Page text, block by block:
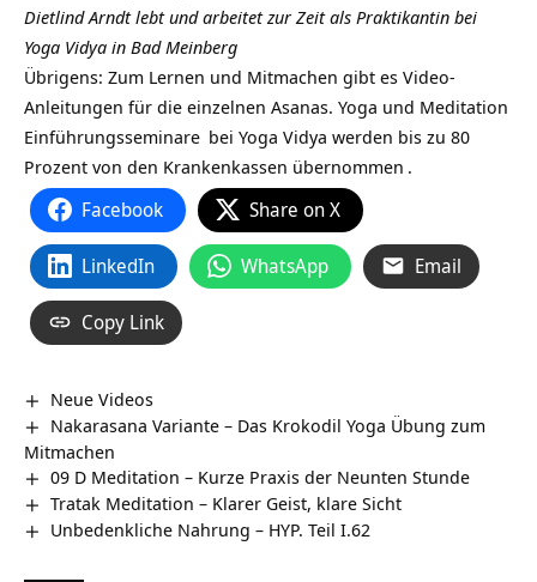
Dietlind Arndt lebt und arbeitet zur Zeit als Praktikantin bei
Yoga Vidya in Bad Meinberg
Übrigens: Zum Lernen und Mitmachen gibt es Video-
Anleitungen für die einzelnen Asanas. Yoga und Meditation
Einführungsseminare bei Yoga Vidya werden bis zu 80
Prozent von den Krankenkassen übernommen .
Facebook Share on X
LinkedIn WhatsApp Email
Copy Link
Neue Videos
Nakarasana Variante – Das Krokodil Yoga Übung zum
Mitmachen
09 D Meditation – Kurze Praxis der Neunten Stunde
Tratak Meditation – Klarer Geist, klare Sicht
Unbedenkliche Nahrung – HYP. Teil I.62